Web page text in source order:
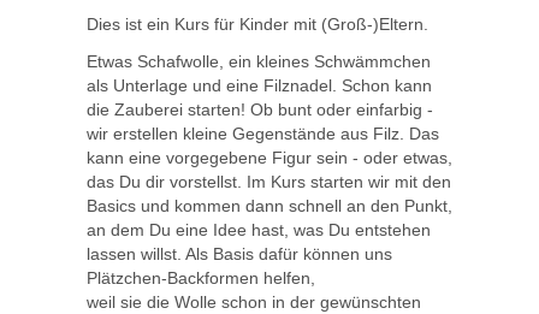
Dies ist ein Kurs für Kinder mit (Groß-)Eltern.
Etwas Schafwolle, ein kleines Schwämmchen
als Unterlage und eine Filznadel. Schon kann
die Zauberei starten! Ob bunt oder einfarbig -
wir erstellen kleine Gegenstände aus Filz. Das
kann eine vorgegebene Figur sein - oder etwas,
das Du dir vorstellst. Im Kurs starten wir mit den
Basics und kommen dann schnell an den Punkt,
an dem Du eine Idee hast, was Du entstehen
lassen willst. Als Basis dafür können uns
Plätzchen-Backformen helfen,
weil sie die Wolle schon in der gewünschten